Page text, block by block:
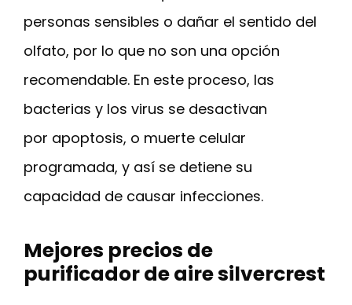
personas sensibles o dañar el sentido del
olfato, por lo que no son una opción
recomendable. En este proceso, las
bacterias y los virus se desactivan
por apoptosis, o muerte celular
programada, y así se detiene su
capacidad de causar infecciones.
Mejores precios de
purificador de aire silvercrest